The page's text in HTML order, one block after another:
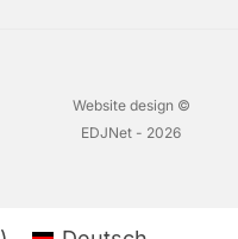
Website design ©
EDJNet - 2026